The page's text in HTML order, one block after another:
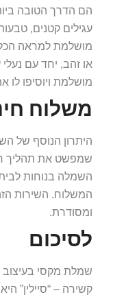
הם הדרך הטובה
עגילים קטנים,
מושלמת למראה
או זהב, יחד עם
מושלמת ויוסיפו לו
משלוח
היתרון הנוסף של
שמפשט את תהליך
השמלה בנוחות
המשלוח. השירות
ומסודרת.
לסיכום
שמלת מקסי בעיצוב
קשירה – “סיילין”